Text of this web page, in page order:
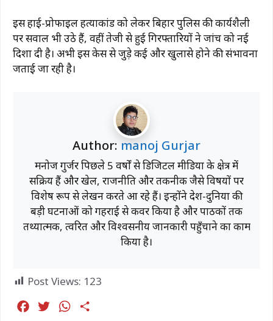
इस हाई-प्रोफाइल हत्याकांड को लेकर बिहार पुलिस की कार्यशैली
पर सवाल भी उठे हैं, वहीं तेजी से हुई गिरफ्तारियों ने जांच को नई
दिशा दी है। अभी इस केस से जुड़े कई और खुलासे होने की संभावना
जताई जा रही है।
Author: manoj Gurjar
मनोज गुर्जर पिछले 5 वर्षों से डिजिटल मीडिया के क्षेत्र में
सक्रिय हैं और खेल, राजनीति और तकनीक जैसे विषयों पर
विशेष रूप से लेखन करते आ रहे हैं। इन्होंने देश-दुनिया की
बड़ी घटनाओं को गहराई से कवर किया है और पाठकों तक
तथ्यात्मक, त्वरित और विश्वसनीय जानकारी पहुँचाने का काम
किया है।
Post Views: 123
W